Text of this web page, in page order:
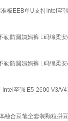
板EEB单U支持Intel至
勒防漏姨妈裤 L码绵柔
勒防漏姨妈裤 L码绵柔
Intel至强 E5-2600 V3/
融合豆笔全套装颗粒